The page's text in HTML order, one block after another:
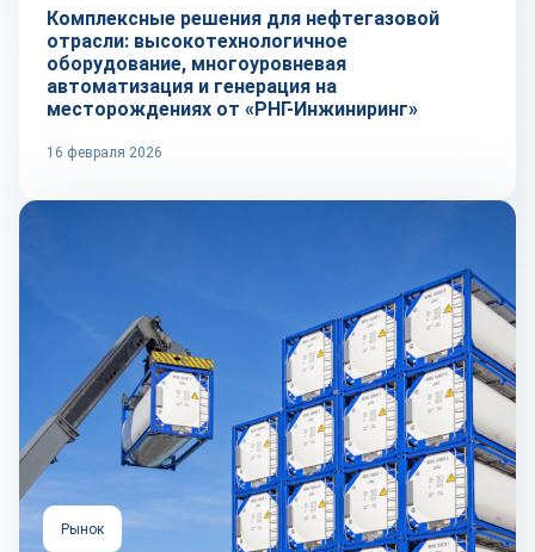
Комплексные решения для нефтегазовой
отрасли: высокотехнологичное
оборудование, многоуровневая
автоматизация и генерация на
месторождениях от «РНГ-Инжиниринг»
16 февраля 2026
Рынок